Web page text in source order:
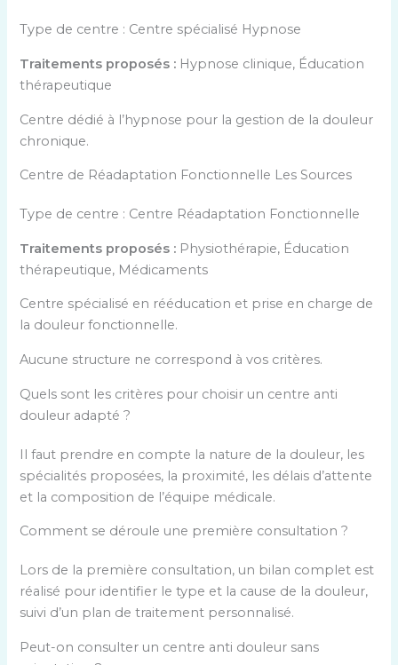
Type de centre : Centre spécialisé Hypnose
Traitements proposés : Hypnose clinique, Éducation
thérapeutique
Centre dédié à l’hypnose pour la gestion de la douleur
chronique.
Centre de Réadaptation Fonctionnelle Les Sources
Type de centre : Centre Réadaptation Fonctionnelle
Traitements proposés : Physiothérapie, Éducation
thérapeutique, Médicaments
Centre spécialisé en rééducation et prise en charge de
la douleur fonctionnelle.
Aucune structure ne correspond à vos critères.
Quels sont les critères pour choisir un centre anti
douleur adapté ?
Il faut prendre en compte la nature de la douleur, les
spécialités proposées, la proximité, les délais d’attente
et la composition de l’équipe médicale.
Comment se déroule une première consultation ?
Lors de la première consultation, un bilan complet est
réalisé pour identifier le type et la cause de la douleur,
suivi d’un plan de traitement personnalisé.
Peut-on consulter un centre anti douleur sans